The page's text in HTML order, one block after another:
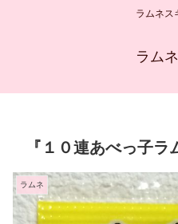
ラムネス
ラム
『１０連あべっ子
ラムネ